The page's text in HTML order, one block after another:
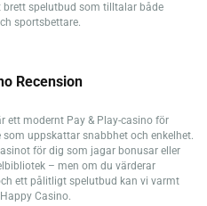
brett spelutbud som tilltalar både
sportsbettare.
Recension
ett modernt Pay & Play-casino för
som uppskattar snabbhet och enkelhet.
för dig som jagar bonusar eller
– men om du värderar
ett pålitligt spelutbud kan vi varmt
Casino.